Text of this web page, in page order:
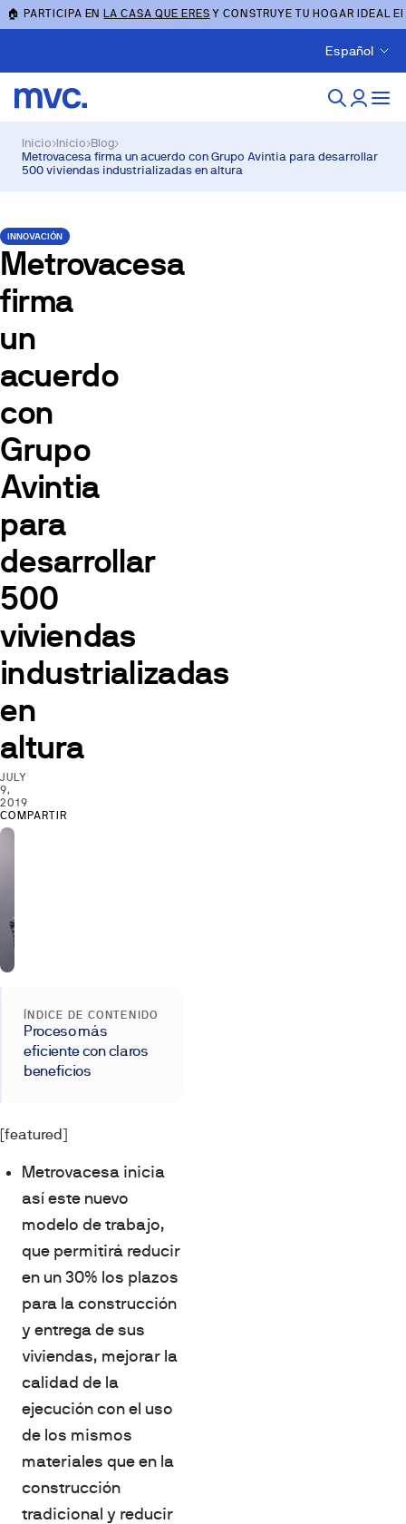
🏠 PARTICIPA ENLA CASA QUE ERES Y CONSTRUYE TU HOGAR IDEAL
Español
Inicio›Inicio›Blog›
Metrovacesa firma un acuerdo con Grupo Avintia para desarrollar
500 viviendas industrializadas en altura
INNOVACIÓN
Metrovacesa
firma
un
acuerdo
con
Grupo
Avintia
para
desarrollar
500
viviendas
industrializadas
en
altura
JULY
9,
2019
COMPARTIR
[featured]
Metrovacesa inicia
así este nuevo
modelo de trabajo,
que permitirá reducir
en un 30% los plazos
para la construcción
y entrega de sus
viviendas, mejorar la
calidad de la
ejecución con el uso
de los mismos
materiales que en la
construcción
tradicional y reducir
ÍNDICE DE CONTENIDO
Proceso más
eficiente con claros
beneficios